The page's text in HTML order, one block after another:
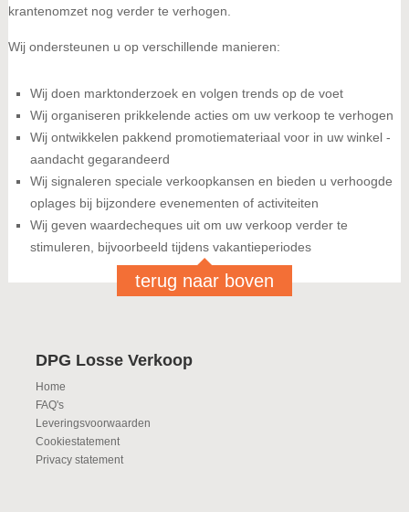
krantenomzet nog verder te verhogen.
Wij ondersteunen u op verschillende manieren:
Wij doen marktonderzoek en volgen trends op de voet
Wij organiseren prikkelende acties om uw verkoop te verhogen
Wij ontwikkelen pakkend promotiemateriaal voor in uw winkel -
aandacht gegarandeerd
Wij signaleren speciale verkoopkansen en bieden u verhoogde
oplages bij bijzondere evenementen of activiteiten
Wij geven waardecheques uit om uw verkoop verder te
stimuleren, bijvoorbeeld tijdens vakantieperiodes
terug naar boven
DPG Losse Verkoop
Home
FAQ's
Leveringsvoorwaarden
Cookiestatement
Privacy statement